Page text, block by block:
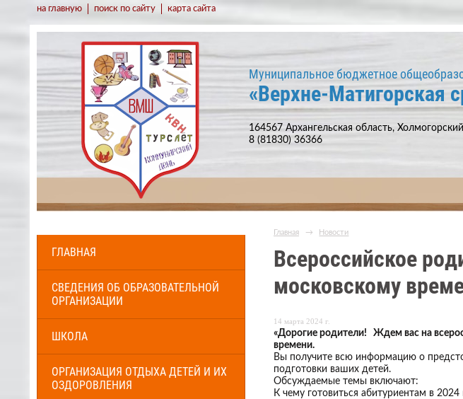
на главную поиск по сайту карта сайта
Муниципальное бюджетное
«Верхне-Матигорская
164567 Архангельская область,
8 (81830) 36366
ГЛАВНАЯ
СВЕДЕНИЯ ОБ ОБРАЗОВАТЕЛЬНОЙ
ОРГАНИЗАЦИИ
ШКОЛА
ОРГАНИЗАЦИЯ ОТДЫХА ДЕТЕЙ И ИХ
ОЗДОРОВЛЕНИЯ
Главная → Новости
Всерoссийское
московскому
14 марта 2024 г.
«Дорогие родители! Ждем вас на
времени.
Вы получите всю информацию о
подготовки ваших детей.
Обсуждаемые темы включают:
К чему готовиться абитуриентам в 2024